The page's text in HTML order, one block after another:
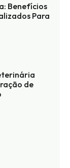
Benefícios
Para
de